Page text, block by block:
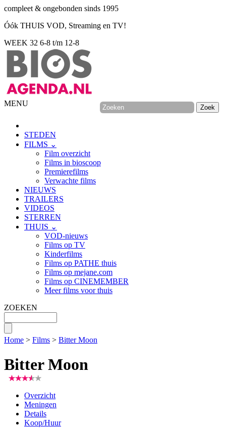
compleet & ongebonden sinds 1995
Óók THUIS VOD, Streaming en TV!
WEEK 32 6-8 t/m 12-8
MENU
STEDEN
FILMS ⌄
Film overzicht
Films in bioscoop
Premierefilms
Verwachte films
NIEUWS
TRAILERS
VIDEOS
STERREN
THUIS ⌄
VOD-nieuws
Films op TV
Kinderfilms
Films op PATHE thuis
Films op mejane.com
Films op CINEMEMBER
Meer films voor thuis
ZOEKEN
Home > Films > Bitter Moon
Bitter Moon
Overzicht
Meningen
Details
Koop/Huur